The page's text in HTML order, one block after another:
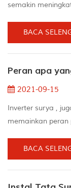
semakin
tagihan listrik
energi alternatif
mungkin tahu
BACA
2021-09-15
Inverter surya ,
memainkan peran
tersebut. Inverter
searah menjadi
BACA